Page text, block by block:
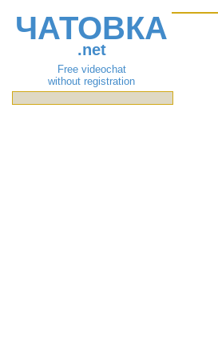
ЧАТОВКА
.net
Free videochat
without registration